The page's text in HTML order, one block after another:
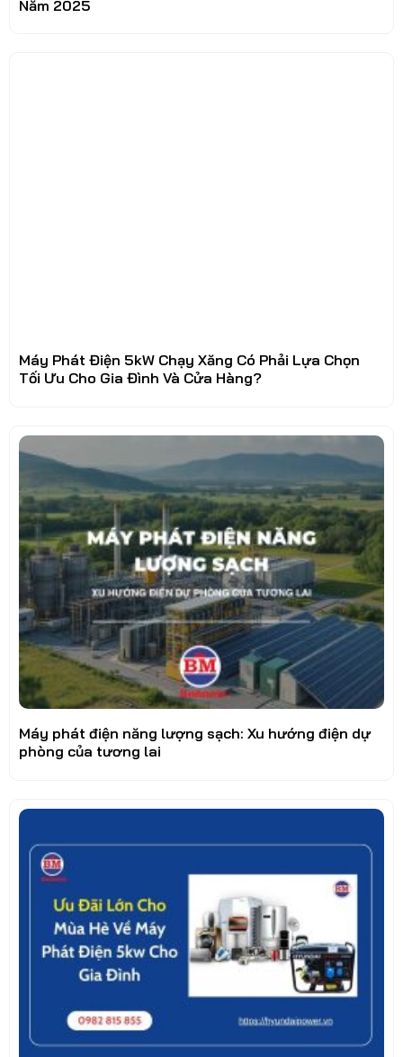
Năm 2025
Máy Phát Điện 5kW Chạy Xăng Có Phải Lựa Chọn
Tối Ưu Cho Gia Đình Và Cửa Hàng?
Máy phát điện năng lượng sạch: Xu hướng điện dự
phòng của tương lai